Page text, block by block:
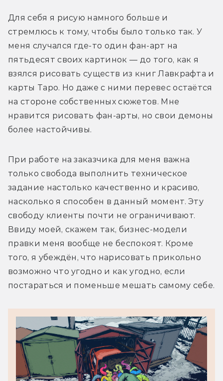
Для себя я рисую намного больше и
стремлюсь к тому, чтобы было только так. У
меня случался где-то один фан-арт на
пятьдесят своих картинок — до того, как я
взялся рисовать существ из книг Лавкрафта и
карты Таро. Но даже с ними перевес остаётся
на стороне собственных сюжетов. Мне
нравится рисовать фан-арты, но свои демоны
более настойчивы.
При работе на заказчика для меня важна
только свобода выполнить техническое
задание настолько качественно и красиво,
насколько я способен в данный момент. Эту
свободу клиенты почти не ограничивают.
Ввиду моей, скажем так, бизнес-модели
правки меня вообще не беспокоят. Кроме
того, я убеждён, что нарисовать прикольно
возможно что угодно и как угодно, если
постараться и поменьше мешать самому себе.